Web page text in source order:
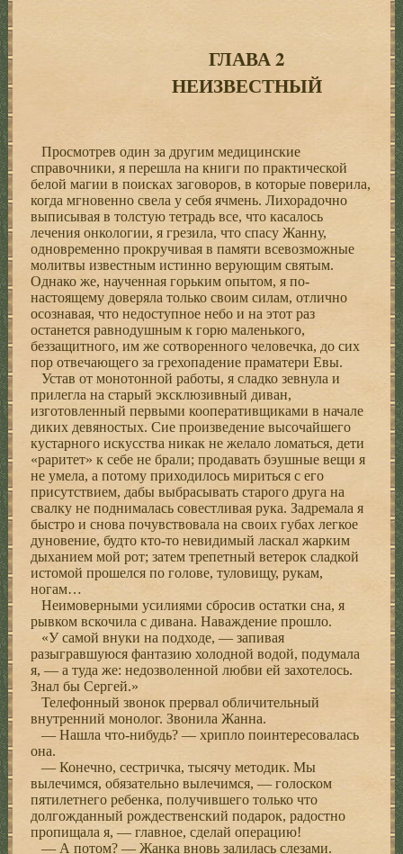
ГЛАВА 2
НЕИЗВЕСТНЫЙ
Просмотрев один за другим медицинские
справочники, я перешла на книги по практической
белой магии в поисках заговоров, в которые поверила,
когда мгновенно свела у себя ячмень. Лихорадочно
выписывая в толстую тетрадь все, что касалось
лечения онкологии, я грезила, что спасу Жанну,
одновременно прокручивая в памяти всевозможные
молитвы известным истинно верующим святым.
Однако же, наученная горьким опытом, я по-
настоящему доверяла только своим силам, отлично
осознавая, что недоступное небо и на этот раз
останется равнодушным к горю маленького,
беззащитного, им же сотворенного человечка, до сих
пор отвечающего за грехопадение праматери Евы.
Устав от монотонной работы, я сладко зевнула и
прилегла на старый эксклюзивный диван,
изготовленный первыми кооперативщиками в начале
диких девяностых. Сие произведение высочайшего
кустарного искусства никак не желало ломаться, дети
«раритет» к себе не брали; продавать бэушные вещи я
не умела, а потому приходилось мириться с его
присутствием, дабы выбрасывать старого друга на
свалку не поднималась совестливая рука. Задремала я
быстро и снова почувствовала на своих губах легкое
дуновение, будто кто-то невидимый ласкал жарким
дыханием мой рот; затем трепетный ветерок сладкой
истомой прошелся по голове, туловищу, рукам,
ногам…
Неимоверными усилиями сбросив остатки сна, я
рывком вскочила с дивана. Наваждение прошло.
«У самой внуки на подходе, — запивая
разыгравшуюся фантазию холодной водой, подумала
я, — а туда же: недозволенной любви ей захотелось.
Знал бы Сергей.»
Телефонный звонок прервал обличительный
внутренний монолог. Звонила Жанна.
— Нашла что-нибудь? — хрипло поинтересовалась
она.
— Конечно, сестричка, тысячу методик. Мы
вылечимся, обязательно вылечимся, — голоском
пятилетнего ребенка, получившего только что
долгожданный рождественский подарок, радостно
пропищала я, — главное, сделай операцию!
— А потом? — Жанка вновь залилась слезами.